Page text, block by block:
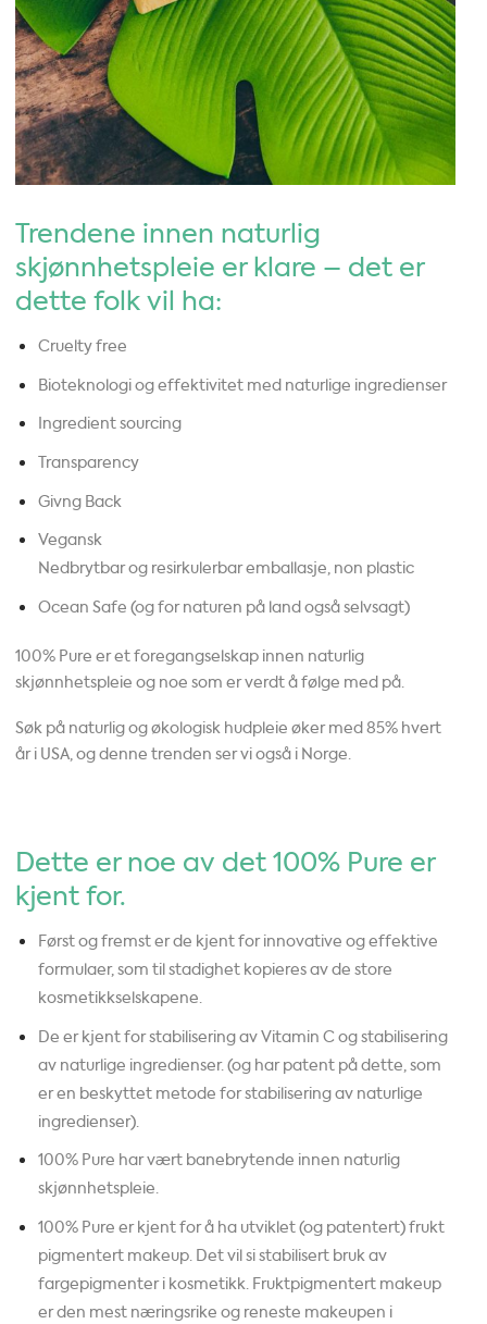
Trendene innen naturlig
skjønnhetspleie er klare – det er
dette folk vil ha:
Cruelty free
Bioteknologi og effektivitet med naturlige ingredienser
Ingredient sourcing
Transparency
Givng Back
Vegansk
Nedbrytbar og resirkulerbar emballasje, non plastic
Ocean Safe (og for naturen på land også selvsagt)
100% Pure er et foregangselskap innen naturlig
skjønnhetspleie og noe som er verdt å følge med på.
Søk på naturlig og økologisk hudpleie øker med 85% hvert
år i USA, og denne trenden ser vi også i Norge.
Dette er noe av det 100% Pure er
kjent for.
Først og fremst er de kjent for innovative og effektive
formulaer, som til stadighet kopieres av de store
kosmetikkselskapene.
De er kjent for stabilisering av Vitamin C og stabilisering
av naturlige ingredienser. (og har patent på dette, som
er en beskyttet metode for stabilisering av naturlige
ingredienser).
100% Pure har vært banebrytende innen naturlig
skjønnhetspleie.
100% Pure er kjent for å ha utviklet (og patentert) frukt
pigmentert makeup. Det vil si stabilisert bruk av
fargepigmenter i kosmetikk. Fruktpigmentert makeup
er den mest næringsrike og reneste makeupen i